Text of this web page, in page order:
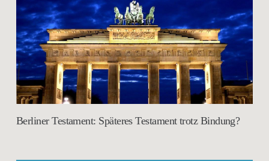
Berliner Testament: Späteres Testament trotz Bindung?